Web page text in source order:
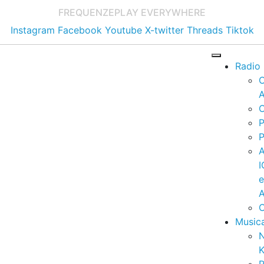
FREQUENZEPLAY EVERYWHERE
Instagram Facebook Youtube X-twitter Threads Tiktok
Radio
e